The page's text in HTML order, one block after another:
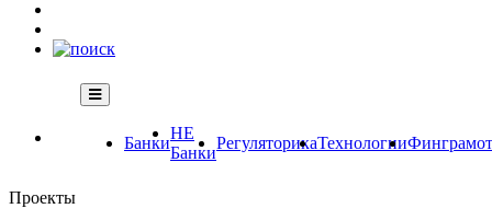
Банки
НЕ
Банки
РегуляторикаТехнологии
Проекты